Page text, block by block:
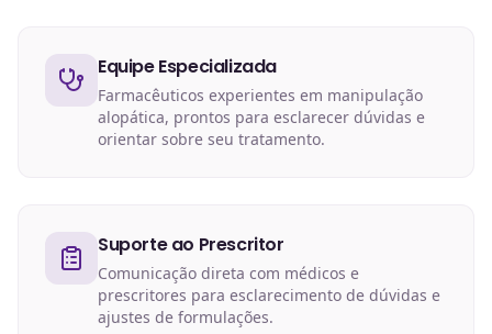
Equipe Especializada
Farmacêuticos experientes em manipulação
alopática, prontos para esclarecer dúvidas e
orientar sobre seu tratamento.
Suporte ao Prescritor
Comunicação direta com médicos e
prescritores para esclarecimento de dúvidas e
ajustes de formulações.